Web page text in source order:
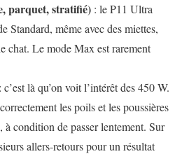
parquet, stratifié) : le P11 Ultra
Standard, même avec des miettes,
chat. Le mode Max est rarement
: c’est là qu’on voit l’intérêt des 450 W.
les poils et les poussières
à condition de passer lentement. Sur
allers-retours pour un résultat